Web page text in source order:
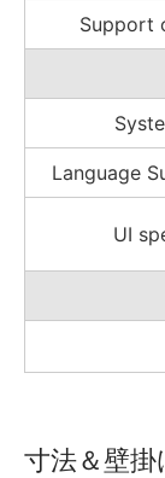
Support
Language
UI
寸法＆壁掛